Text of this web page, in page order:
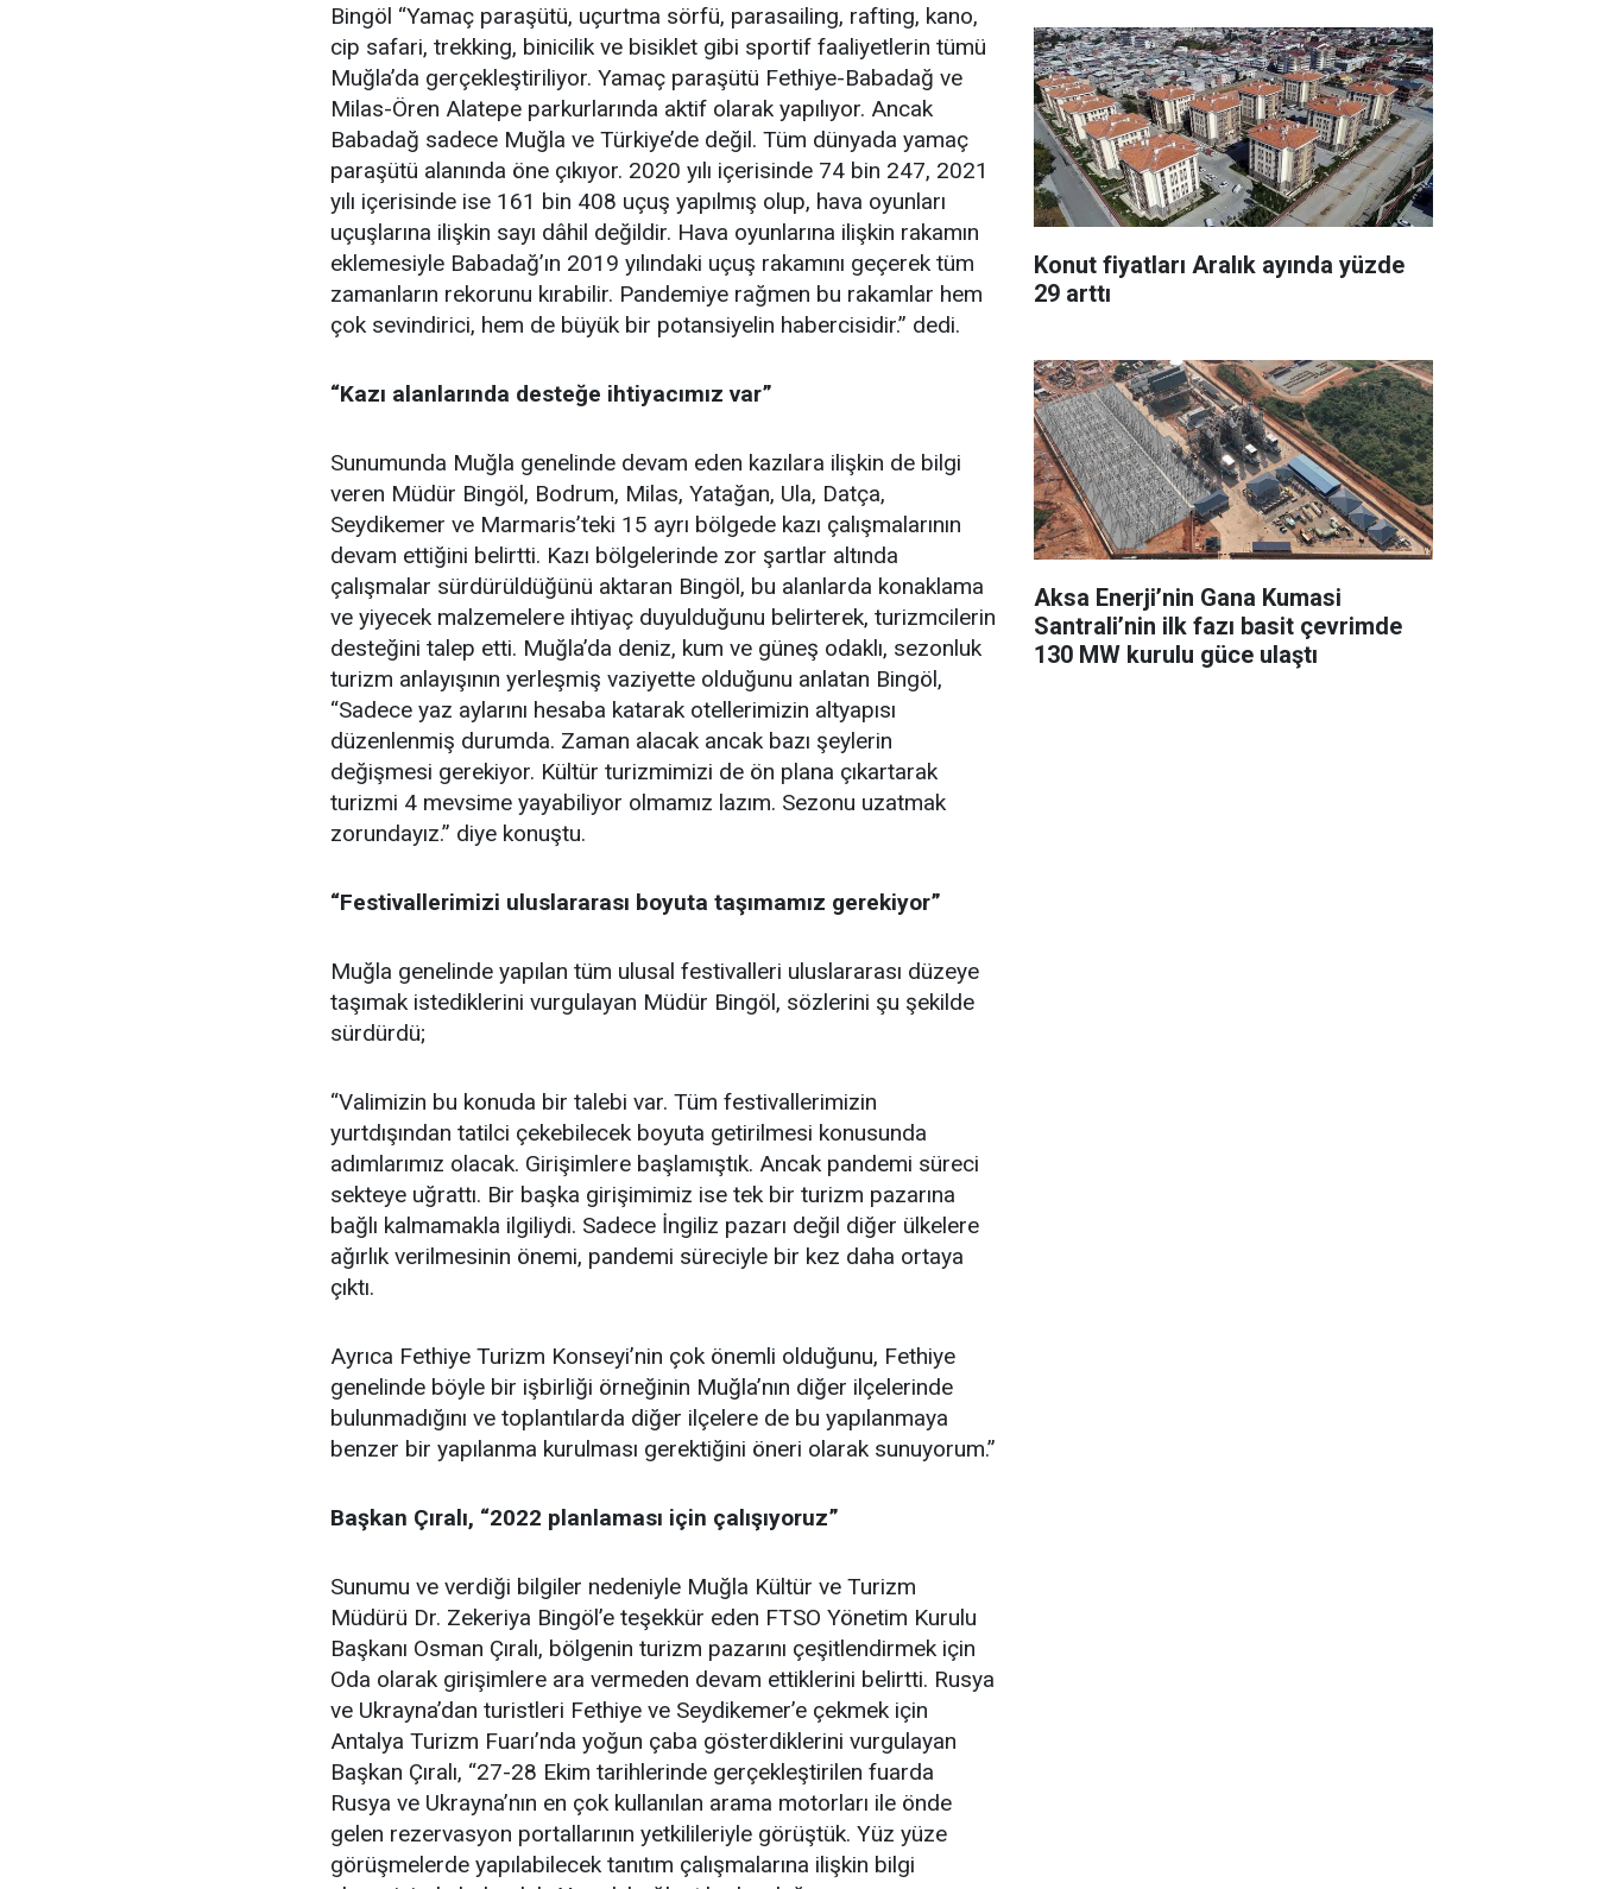
Bingöl “Yamaç paraşütü, uçurtma sörfü, parasailing, rafting, kano,
cip safari, trekking, binicilik ve bisiklet gibi sportif faaliyetlerin tümü
Muğla’da gerçekleştiriliyor. Yamaç paraşütü Fethiye-Babadağ ve
Milas-Ören Alatepe parkurlarında aktif olarak yapılıyor. Ancak
Babadağ sadece Muğla ve Türkiye’de değil. Tüm dünyada yamaç
paraşütü alanında öne çıkıyor. 2020 yılı içerisinde 74 bin 247, 2021
yılı içerisinde ise 161 bin 408 uçuş yapılmış olup, hava oyunları
uçuşlarına ilişkin sayı dâhil değildir. Hava oyunlarına ilişkin rakamın
eklemesiyle Babadağ’ın 2019 yılındaki uçuş rakamını geçerek tüm
zamanların rekorunu kırabilir. Pandemiye rağmen bu rakamlar hem
çok sevindirici, hem de büyük bir potansiyelin habercisidir.” dedi.
“Kazı alanlarında desteğe ihtiyacımız var”
Sunumunda Muğla genelinde devam eden kazılara ilişkin de bilgi
veren Müdür Bingöl, Bodrum, Milas, Yatağan, Ula, Datça,
Seydikemer ve Marmaris’teki 15 ayrı bölgede kazı çalışmalarının
devam ettiğini belirtti. Kazı bölgelerinde zor şartlar altında
çalışmalar sürdürüldüğünü aktaran Bingöl, bu alanlarda konaklama
ve yiyecek malzemelere ihtiyaç duyulduğunu belirterek, turizmcilerin
desteğini talep etti. Muğla’da deniz, kum ve güneş odaklı, sezonluk
turizm anlayışının yerleşmiş vaziyette olduğunu anlatan Bingöl,
“Sadece yaz aylarını hesaba katarak otellerimizin altyapısı
düzenlenmiş durumda. Zaman alacak ancak bazı şeylerin
değişmesi gerekiyor. Kültür turizmimizi de ön plana çıkartarak
turizmi 4 mevsime yayabiliyor olmamız lazım. Sezonu uzatmak
zorundayız.” diye konuştu.
“Festivallerimizi uluslararası boyuta taşımamız gerekiyor”
Muğla genelinde yapılan tüm ulusal festivalleri uluslararası düzeye
taşımak istediklerini vurgulayan Müdür Bingöl, sözlerini şu şekilde
sürdürdü;
“Valimizin bu konuda bir talebi var. Tüm festivallerimizin
yurtdışından tatilci çekebilecek boyuta getirilmesi konusunda
adımlarımız olacak. Girişimlere başlamıştık. Ancak pandemi süreci
sekteye uğrattı. Bir başka girişimimiz ise tek bir turizm pazarına
bağlı kalmamakla ilgiliydi. Sadece İngiliz pazarı değil diğer ülkelere
ağırlık verilmesinin önemi, pandemi süreciyle bir kez daha ortaya
çıktı.
Ayrıca Fethiye Turizm Konseyi’nin çok önemli olduğunu, Fethiye
genelinde böyle bir işbirliği örneğinin Muğla’nın diğer ilçelerinde
bulunmadığını ve toplantılarda diğer ilçelere de bu yapılanmaya
benzer bir yapılanma kurulması gerektiğini öneri olarak sunuyorum.”
Başkan Çıralı, “2022 planlaması için çalışıyoruz”
Sunumu ve verdiği bilgiler nedeniyle Muğla Kültür ve Turizm
Müdürü Dr. Zekeriya Bingöl’e teşekkür eden FTSO Yönetim Kurulu
Başkanı Osman Çıralı, bölgenin turizm pazarını çeşitlendirmek için
Oda olarak girişimlere ara vermeden devam ettiklerini belirtti. Rusya
ve Ukrayna’dan turistleri Fethiye ve Seydikemer’e çekmek için
Antalya Turizm Fuarı’nda yoğun çaba gösterdiklerini vurgulayan
Başkan Çıralı, “27-28 Ekim tarihlerinde gerçekleştirilen fuarda
Rusya ve Ukrayna’nın en çok kullanılan arama motorları ile önde
gelen rezervasyon portallarının yetkilileriyle görüştük. Yüz yüze
görüşmelerde yapılabilecek tanıtım çalışmalarına ilişkin bilgi
Konut fiyatları Aralık ayında yüzde
29 arttı
Aksa Enerji’nin Gana Kumasi
Santrali’nin ilk fazı basit çevrimde
130 MW kurulu güce ulaştı